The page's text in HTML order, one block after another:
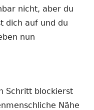
nicht, aber du
dich auf und du
nun
Schritt blockierst
Nähe